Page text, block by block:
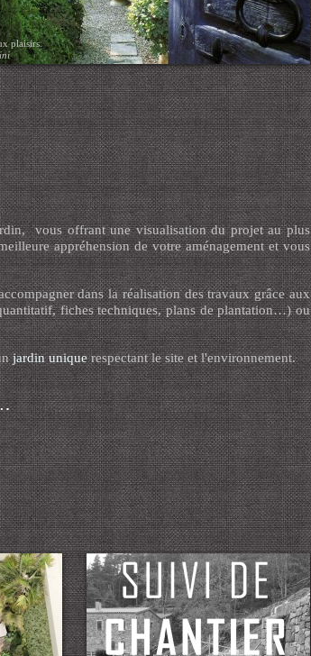
plaisirs.
vous offrant une visualisation du projet au plus
appréhension de votre aménagement et vous
dans la réalisation des travaux grâce aux
fiches techniques, plans de plantation…) ou
jardin uniquerespectant le site et l'environnement.
.